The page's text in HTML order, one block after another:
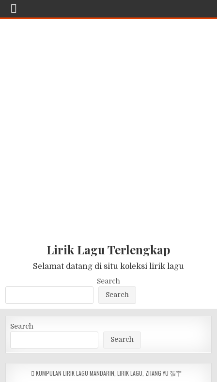
Lirik Lagu Terlengkap
Selamat datang di situ koleksi lirik lagu
Search
Search
Search
Search
POSTED
KUMPULAN LIRIK LAGU MANDARIN LIRIK LAGU ZHANG YU 張宇